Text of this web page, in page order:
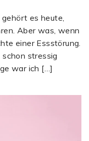
es heute,
Aber was, wenn
einer Essstörung.
stressig
war ich […]